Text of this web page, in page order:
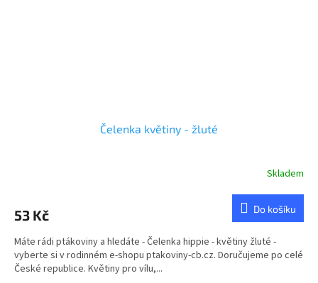
Čelenka květiny - žluté
Skladem
53 Kč Do košíku
Máte rádi ptákoviny a hledáte - Čelenka hippie - květiny žluté -
vyberte si v rodinném e-shopu ptakoviny-cb.cz. Doručujeme po celé
České republice. Květiny pro vílu,...